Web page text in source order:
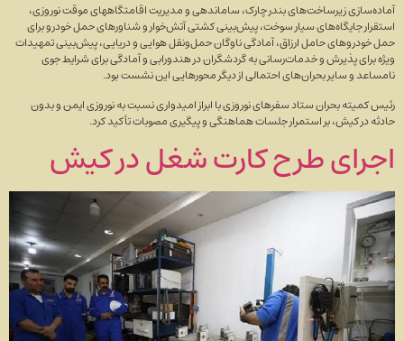
آماده‌سازی زیرساخت‌های بندر چارک، ساماندهی و مدیریت اقامتگاههای موقت نوروزی،
استقرار جایگاه‌های سیار سوخت، پیش‌بینی کشتی آتش‌خوار و شناورهای حمل خودرو برای
حمل خودرو‌های حامل ارزاق، آمادگی ناوگان حمل‌ونقل هوایی و دریایی، پیش‌بینی تمهیدات
ویژه برای پذیرش و خدمات‌رسانی به گردشگران در هندورابی و آمادگی برای شرایط جوی
نامساعد و سایر بحران‌های احتمالی از دیگر محور‌هایی این نشست بود.
رئیس کمیته بحران ستاد سفر‌های نوروزی با ابراز امیدواری نسبت به نوروزی ایمن و بدون
حادثه در کیش، بر استمرار جلسات هماهنگی و پیگیری مصوبات تأکید کرد.
اجرای طرح کارت شغل در کیش